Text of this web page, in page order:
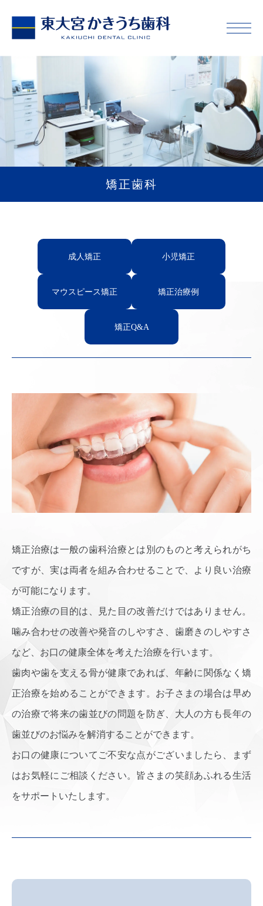
矯正歯科
成人矯正 小児矯正
マウスピース矯正 矯正治療例
矯正Q&A
矯正治療は一般の歯科治療とは別のものと考えられがち
ですが、実は両者を組み合わせることで、より良い治療
が可能になります。
矯正治療の目的は、見た目の改善だけではありません。
噛み合わせの改善や発音のしやすさ、歯磨きのしやすさ
など、お口の健康全体を考えた治療を行います。
歯肉や歯を支える骨が健康であれば、年齢に関係なく矯
正治療を始めることができます。お子さまの場合は早め
の治療で将来の歯並びの問題を防ぎ、大人の方も長年の
歯並びのお悩みを解消することができます。
お口の健康についてご不安な点がございましたら、まず
はお気軽にご相談ください。皆さまの笑顔あふれる生活
をサポートいたします。